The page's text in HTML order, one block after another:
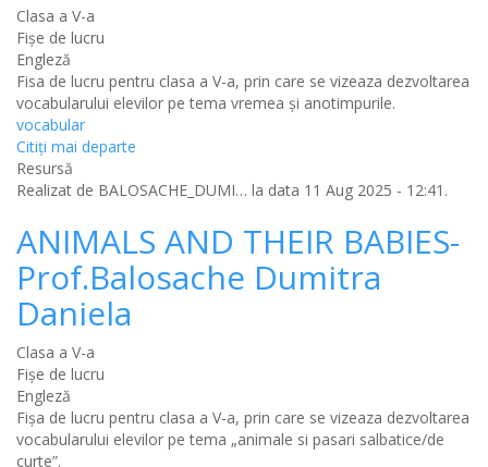
Clasa a V-a
Fișe de lucru
Engleză
Fisa de lucru pentru clasa a V-a, prin care se vizeaza dezvoltarea
vocabularului elevilor pe tema vremea și anotimpurile.
vocabular
Citiţi mai departe
Resursă
Realizat de BALOSACHE_DUMI… la data 11 Aug 2025 - 12:41.
ANIMALS AND THEIR BABIES-
Prof.Balosache Dumitra
Daniela
Clasa a V-a
Fișe de lucru
Engleză
Fișa de lucru pentru clasa a V-a, prin care se vizeaza dezvoltarea
vocabularului elevilor pe tema „animale si pasari salbatice/de
curte”.